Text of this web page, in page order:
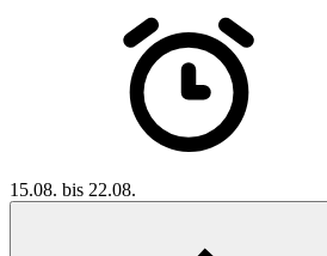
15.08. bis 22.08.